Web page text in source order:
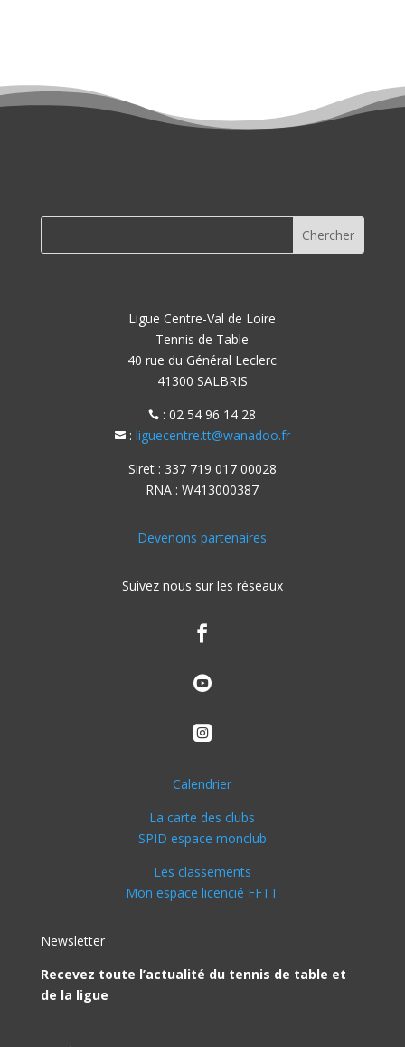
Ligue Centre-Val de Loire
Tennis de Table
40 rue du Général Leclerc
41300 SALBRIS
 : 02 54 96 14 28
: liguecentre.tt@wanadoo.fr
Siret : 337 719 017 00028
RNA : W413000387
Devenons partenaires
Suivez nous sur les réseaux



Calendrier
La carte des clubs
SPID espace monclub
Les classements
Mon espace licencié FFTT
Newsletter
Recevez toute l’actualité du tennis de table et
de la ligue